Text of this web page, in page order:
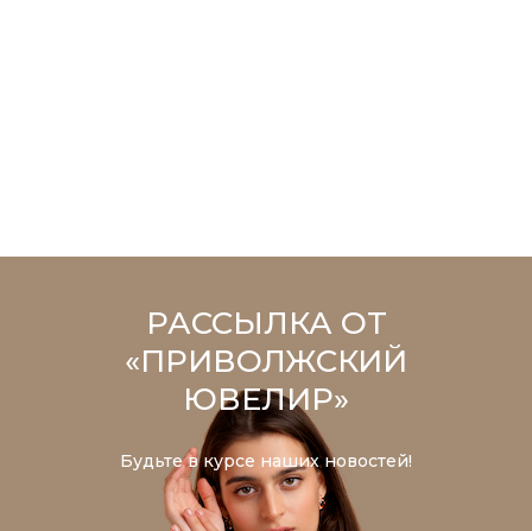
РАССЫЛКА ОТ
«ПРИВОЛЖСКИЙ
ЮВЕЛИР»
Будьте в курсе наших новостей!